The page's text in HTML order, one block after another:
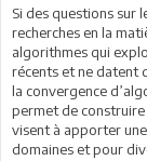
Si des questions sur
recherches en la
algorithmes qui
récents et ne datent
la convergence
permet de construire
visent à apporter
domaines et pour